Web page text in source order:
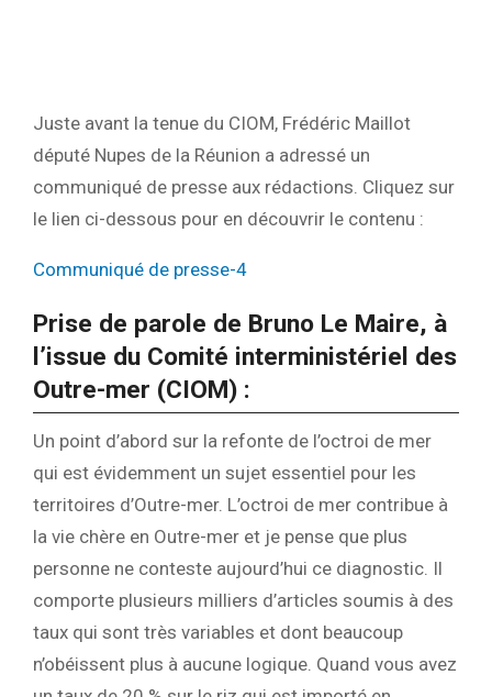
Juste avant la tenue du CIOM, Frédéric Maillot
député Nupes de la Réunion a adressé un
communiqué de presse aux rédactions. Cliquez sur
le lien ci-dessous pour en découvrir le contenu :
Communiqué de presse-4
Prise de parole de Bruno Le Maire, à
l’issue du Comité interministériel des
Outre-mer (CIOM) :
Un point d’abord sur la refonte de l’octroi de mer
qui est évidemment un sujet essentiel pour les
territoires d’Outre-mer. L’octroi de mer contribue à
la vie chère en Outre-mer et je pense que plus
personne ne conteste aujourd’hui ce diagnostic. Il
comporte plusieurs milliers d’articles soumis à des
taux qui sont très variables et dont beaucoup
n’obéissent plus à aucune logique. Quand vous avez